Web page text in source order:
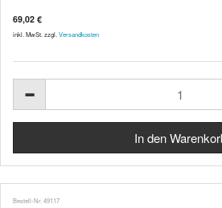
69,02 €
inkl. MwSt. zzgl. Versandkosten
Bestell-Nr. 49117